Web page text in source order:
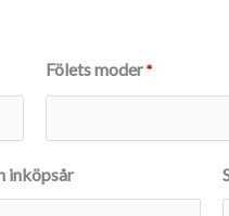
Fölets moder *
inköpsår